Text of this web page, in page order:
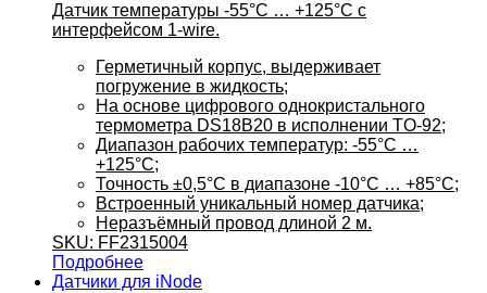
Датчик температуры -55°C … +125°C с
интерфейсом 1-wire.
Герметичный корпус, выдерживает
погружение в жидкость;
На основе цифрового однокристального
термометра DS18B20 в исполнении TO-92;
Диапазон рабочих температур: -55°C …
+125°C;
Точность ±0,5°C в диапазоне -10°C … +85°C;
Встроенный уникальный номер датчика;
Неразъёмный провод длиной 2 м.
SKU: FF2315004
Подробнее
Датчики для iNode